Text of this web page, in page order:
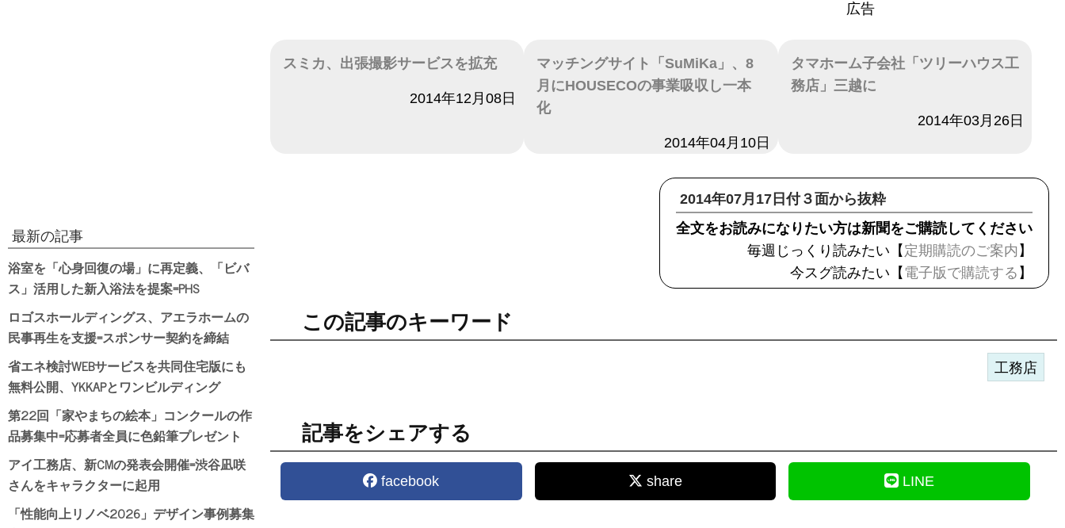
広告
スミカ、出張撮影サービスを拡充
2014年12月08日
マッチングサイト「SuMiKa」、8
月にHOUSECOの事業吸収し一本
化
2014年04月10日
タマホーム子会社「ツリーハウス工
務店」三越に
2014年03月26日
2014年07月17日付３面から抜粋
全文をお読みになりたい方は新聞をご購読してください
毎週じっくり読みたい【 定期購読のご案内 】
今スグ読みたい【 電子版で購読する 】
この記事のキーワード
工務店
記事をシェアする
facebook share LINE
最新の記事
浴室を「心身回復の場」に再定義、「ビバ
ス」活用した新入浴法を提案=PHS
ロゴスホールディングス、アエラホームの
民事再生を支援=スポンサー契約を締結
省エネ検討WEBサービスを共同住宅版にも
無料公開、YKKAPとワンビルディング
第22回「家やまちの絵本」コンクールの作
品募集中=応募者全員に色鉛筆プレゼント
アイ工務店、新CMの発表会開催=渋谷凪咲
さんをキャラクターに起用
「性能向上リノベ2026」デザイン事例募集